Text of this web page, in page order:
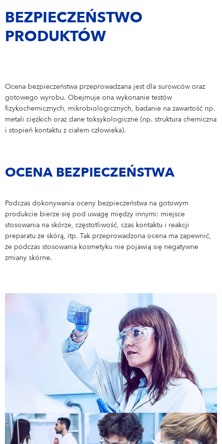
NIVEA SUN
BAMBINO
Nasze benefity
Care changes everything.
Nasze zespoły
Marketing
Finanse i Controlling
Zarządzanie łańcuchem dostaw
Produkcja
Dział Techniczny
Zarządzanie jakością
Magazyn
Zarządzanie materiałowe
Praktyki dla studentów
Praktyki dla studentów
APLIKACJA
Dołącz do nas!
BEZPIECZEŃSTWO
PRODUKTÓW
Ocena bezpieczeństwa przeprowadzana jest dla surowców oraz
gotowego wyrobu. Obejmuje ona wykonanie testów
fizykochemicznych, mikrobiologicznych, badanie na zawartość np.
metali ciężkich oraz dane toksykologiczne (np. struktura chemiczna
i stopień kontaktu z ciałem człowieka).
OCENA BEZPIECZEŃSTWA
Podczas dokonywania oceny bezpieczeństwa na gotowym
produkcie bierze się pod uwagę między innymi: miejsce
stosowania na skórze, częstotliwość, czas kontaktu i reakcji
preparatu ze skórą, itp. Tak przeprowadzona ocena ma zapewnić,
że podczas stosowania kosmetyku nie pojawią się negatywne
zmiany skórne.